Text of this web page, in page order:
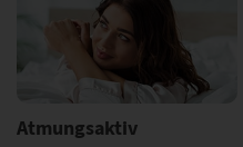
Atmungsaktiv